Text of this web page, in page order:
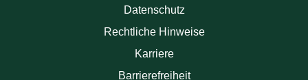
Datenschutz
Rechtliche Hinweise
Karriere
Barrierefreiheit